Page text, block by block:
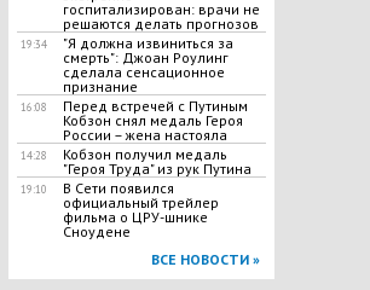
госпитализирован: врачи не
решаются делать прогнозов
19:34
"Я должна извиниться за
смерть": Джоан Роулинг
сделала сенсационное
признание
16:08
Перед встречей с Путиным
Кобзон снял медаль Героя
России – жена настояла
14:28
Кобзон получил медаль
"Героя Труда" из рук Путина
19:10
В Сети появился
официальный трейлер
фильма о ЦРУ-шнике
Сноудене
ВСЕ НОВОСТИ »